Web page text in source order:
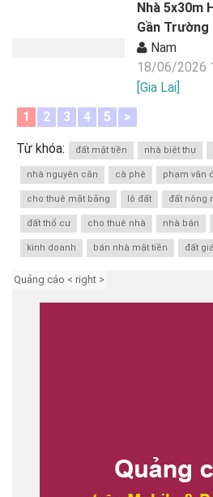
Nhà 5x30m
Gần Trường
Nam
18/06/2026
[Gia Lai]
1
2 3 4 5 >
Từ khóa: đất mặt tiền nhà biệt thự
nhà nguyên căn cà phê phạm văn
cho thuê mặt bằng lô đất đất nông
đất thổ cư cho thuê nhà nhà bán
kinh doanh bán nhà mặt tiền đất
Quảng cáo < right >